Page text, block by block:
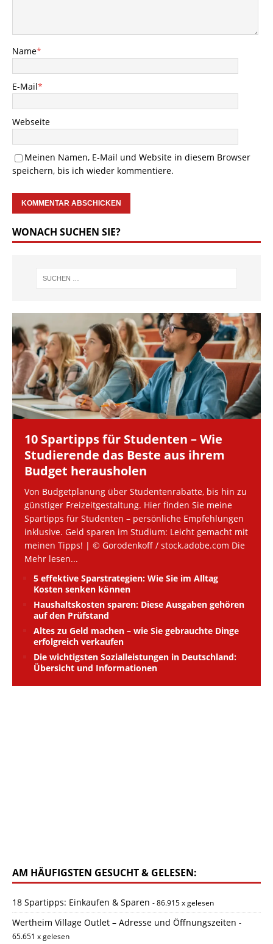
Name*
E-Mail*
Webseite
Meinen Namen, E-Mail und Website in diesem Browser
speichern, bis ich wieder kommentiere.
WONACH SUCHEN SIE?
10 Spartipps für Studenten – Wie
Studierende das Beste aus ihrem
Budget herausholen
Von Budgetplanung über Studentenrabatte, bis hin zu
günstiger Freizeitgestaltung. Hier finden Sie meine
Spartipps für Studenten – persönliche Empfehlungen
inklusive. Geld sparen im Studium: Leicht gemacht mit
meinen Tipps! | © Gorodenkoff / stock.adobe.com Die
Mehr lesen...
5 effektive Sparstrategien: Wie Sie im Alltag
Kosten senken können
Haushaltskosten sparen: Diese Ausgaben gehören
auf den Prüfstand
Altes zu Geld machen – wie Sie gebrauchte Dinge
erfolgreich verkaufen
Die wichtigsten Sozialleistungen in Deutschland:
Übersicht und Informationen
AM HÄUFIGSTEN GESUCHT & GELESEN:
18 Spartipps: Einkaufen & Sparen - 86.915 x gelesen
Wertheim Village Outlet – Adresse und Öffnungszeiten -
65.651 x gelesen